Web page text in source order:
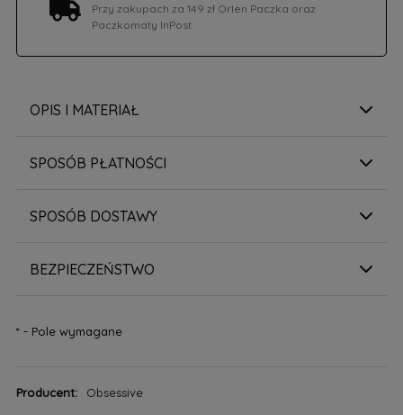
Przy zakupach za 149 zł Orlen Paczka oraz
Paczkomaty InPost
OPIS I MATERIAŁ
SPOSÓB PŁATNOŚCI
SPOSÓB DOSTAWY
BEZPIECZEŃSTWO
*- Pole wymagane
Producent: Obsessive